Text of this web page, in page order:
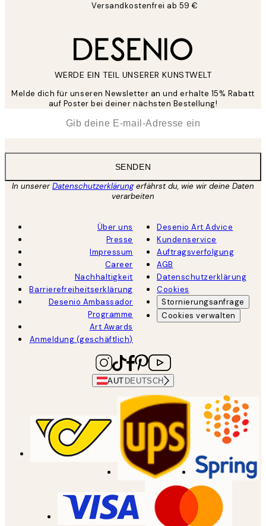
Versandkostenfrei ab 59 €
WERDE EIN TEIL UNSERER KUNSTWELT
Melde dich für unseren Newsletter an und erhalte 15% Rabatt
auf Poster bei deiner nächsten Bestellung!
SENDEN
In unsererDatenschutzerklärungerfährst du, wie wir deine Daten
verarbeiten
Über uns
Presse
Impressum
Career
Nachhaltigkeit
Barrierefreiheitserklärung
Desenio Ambassador
Programme
Art Awards
Anmeldung (geschäftlich)
Desenio Art Advice
Kundenservice
Auftragsverfolgung
AGB
Datenschutzerklärung
Cookies
Stornierungsanfrage
Cookies verwalten
AUT DEUTSCH